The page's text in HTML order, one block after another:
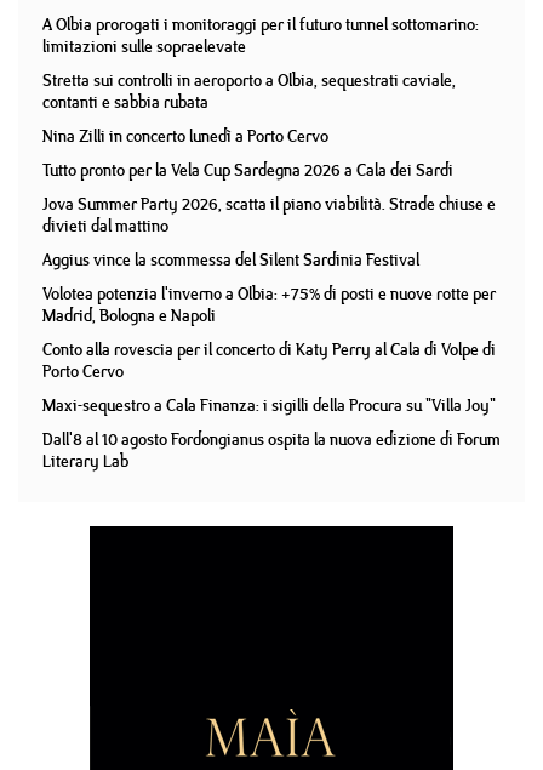
A Olbia prorogati i monitoraggi per il futuro tunnel sottomarino:
limitazioni sulle sopraelevate
Stretta sui controlli in aeroporto a Olbia, sequestrati caviale,
contanti e sabbia rubata
Nina Zilli in concerto lunedì a Porto Cervo
Tutto pronto per la Vela Cup Sardegna 2026 a Cala dei Sardi
Jova Summer Party 2026, scatta il piano viabilità. Strade chiuse e
divieti dal mattino
Aggius vince la scommessa del Silent Sardinia Festival
Volotea potenzia l'inverno a Olbia: +75% di posti e nuove rotte per
Madrid, Bologna e Napoli
Conto alla rovescia per il concerto di Katy Perry al Cala di Volpe di
Porto Cervo
Maxi-sequestro a Cala Finanza: i sigilli della Procura su "Villa Joy"
Dall'8 al 10 agosto Fordongianus ospita la nuova edizione di Forum
Literary Lab